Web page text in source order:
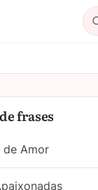
frases
de Amor